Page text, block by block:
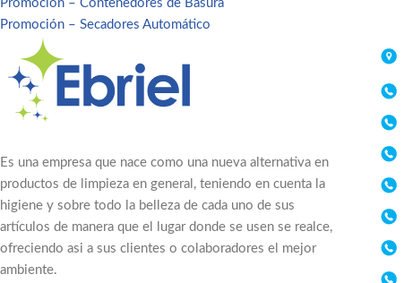
Promoción – Contenedores de Basura
Promoción – Secadores Automático
Es una empresa que nace como una nueva alternativa en
productos de limpieza en general, teniendo en cuenta la
higiene y sobre todo la belleza de cada uno de sus
artículos de manera que el lugar donde se usen se realce,
ofreciendo asi a sus clientes o colaboradores el mejor
ambiente.